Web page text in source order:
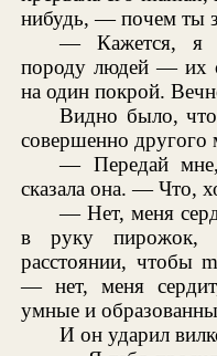
нибудь, — почем ты
— Кажется, я
породу людей — их
на один покрой.
Видно было,
совершенно другого
— Передай
сказала она. — Что,
— Нет, меня
в руку пирожок,
расстоянии, чтобы
— нет, меня
умные и
И он ударил